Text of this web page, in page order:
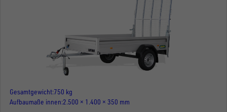
Gesamtgewicht 750 kg
Aufbaumaße innen 2.500 × 1.400 × 350 mm